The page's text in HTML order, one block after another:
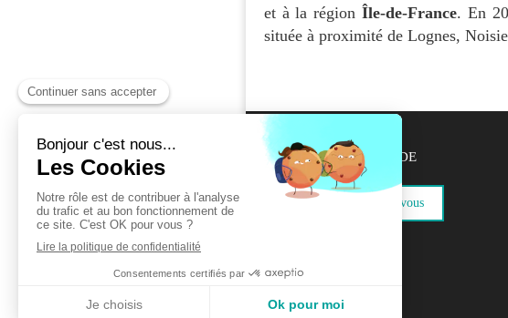
et à la régionÎle-de-France. En
située à proximité de Lognes,
©2022 FORM-AIDE
Prendre rendez-vous